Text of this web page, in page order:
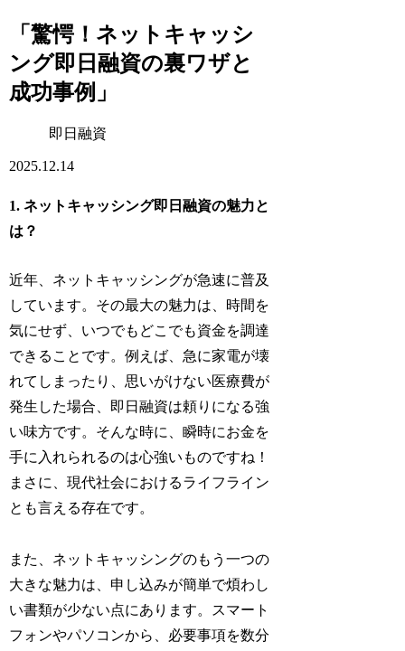
「驚愕！ネットキャッシ
ング即日融資の裏ワザと
成功事例」
即日融資
2025.12.14
1. ネットキャッシング即日融資の魅力と
は？
近年、ネットキャッシングが急速に普及
しています。その最大の魅力は、時間を
気にせず、いつでもどこでも資金を調達
できることです。例えば、急に家電が壊
れてしまったり、思いがけない医療費が
発生した場合、即日融資は頼りになる強
い味方です。そんな時に、瞬時にお金を
手に入れられるのは心強いものですね！
まさに、現代社会におけるライフライン
とも言える存在です。
また、ネットキャッシングのもう一つの
大きな魅力は、申し込みが簡単で煩わし
い書類が少ない点にあります。スマート
フォンやパソコンから、必要事項を数分